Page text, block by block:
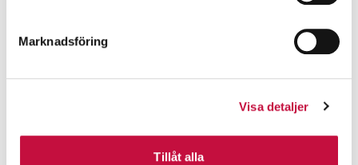
Marknadsföring
Visa detaljer
Tillåt alla